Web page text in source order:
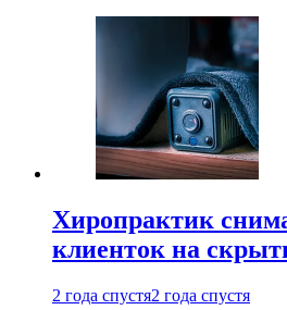
Хиропрактик
клиенток на
2 года спустя2 года спустя